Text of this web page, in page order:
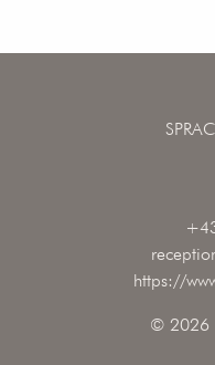
https://
© 2026